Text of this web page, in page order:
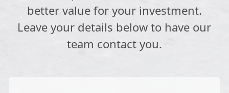
better value for your investment.
Leave your details below to have our
team contact you.